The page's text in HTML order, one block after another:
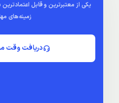
یکی از معتبرترین و قابل
زمینه‌های
دریافت وقت